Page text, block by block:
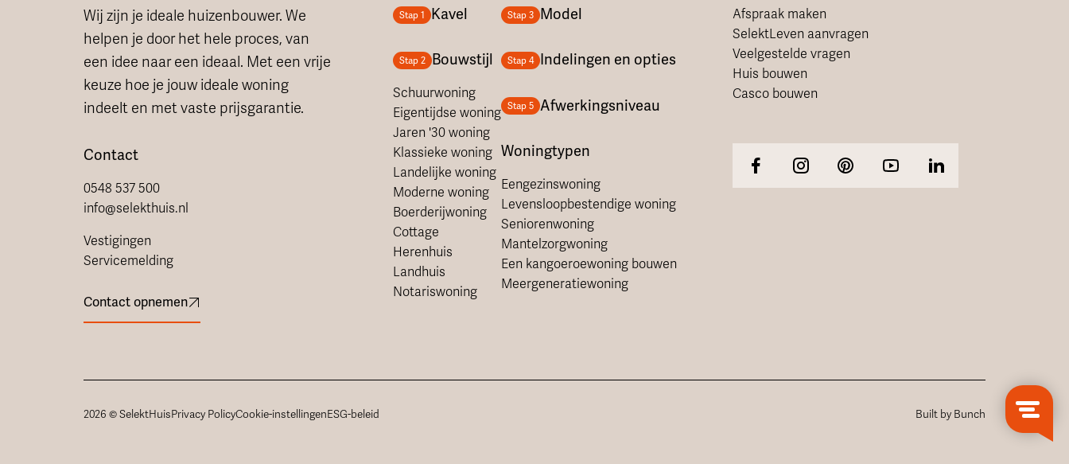
Wij zijn je ideale huizenbouwer. We
helpen je door het hele proces, van
een idee naar een ideaal. Met een vrije
keuze hoe je jouw ideale woning
indeelt en met vaste prijsgarantie.
Contact
0548 537 500
info@selekthuis.nl
Vestigingen
Servicemelding
Contact opnemen
Stap 1 Kavel
Stap 2 Bouwstijl
Schuurwoning
Eigentijdse woning
Jaren '30 woning
Klassieke woning
Landelijke woning
Moderne woning
Boerderijwoning
Cottage
Herenhuis
Landhuis
Notariswoning
Stap 3 Model
Stap 4 Indelingen en opties
Stap 5 Afwerkingsniveau
Woningtypen
Eengezinswoning
Levensloopbestendige woning
Seniorenwoning
Mantelzorgwoning
Een kangoeroewoning bouwen
Meergeneratiewoning
Afspraak maken
SelektLeven aanvragen
Veelgestelde vragen
Huis bouwen
Casco bouwen
2026 © SelektHuisPrivacy PolicyCookie-instellingenESG-beleid Built by Bunch